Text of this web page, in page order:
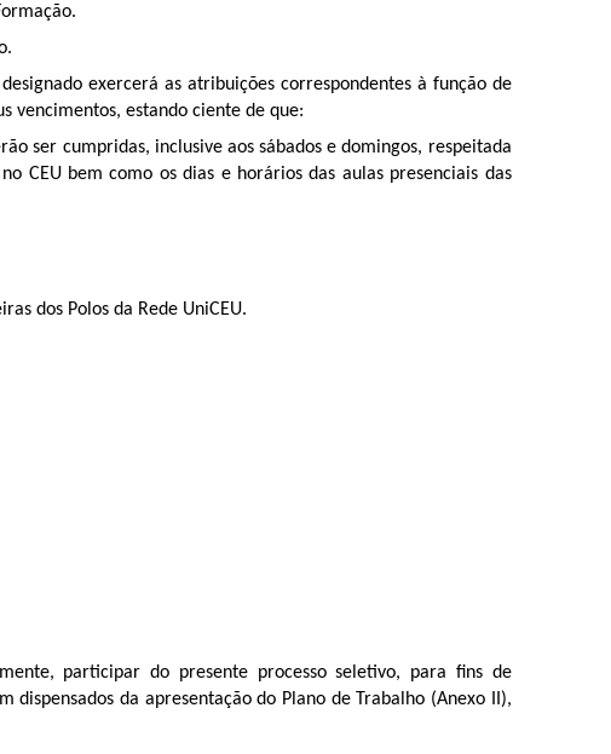
exercerá as atribuições correspondentes à função de
vencimentos, estando ciente de que:
ser cumpridas, inclusive aos sábados e domingos, respeitada
CEU bem como os dias e horários das aulas presenciais das
dos Polos da Rede UniCEU.
participar do presente processo seletivo, para fins de
da apresentação do Plano de Trabalho (Anexo II),